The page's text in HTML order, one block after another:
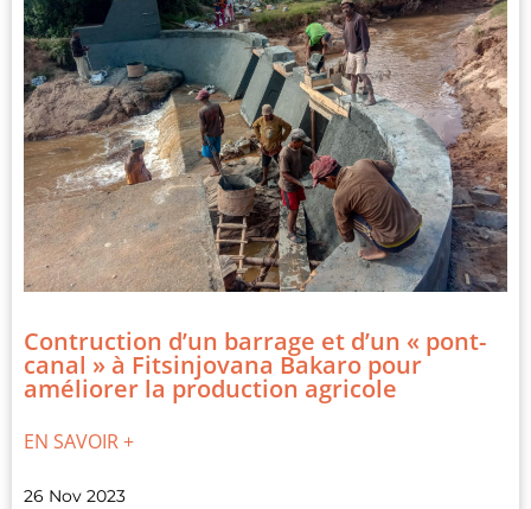
Contruction d’un barrage et d’un « pont-
canal » à Fitsinjovana Bakaro pour
améliorer la production agricole
EN SAVOIR +
26 Nov 2023